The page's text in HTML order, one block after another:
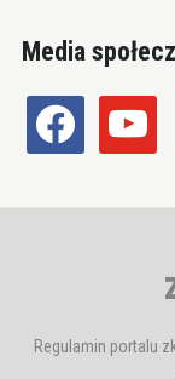
Media
facebook youtube
Regulamin portalu